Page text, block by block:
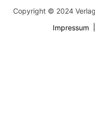
Copyright © 2024
Impressum